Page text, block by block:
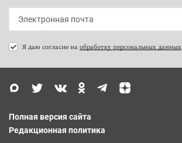
Я даю согласие на обработку персональных данных
Полная версия сайта
Редакционная политика